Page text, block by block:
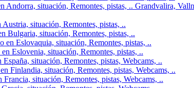
Andorra, situación, Remontes, pistas, .. Grandvalira,
situación, Remontes, pistas, ..
Bulgaria, situación, Remontes, pistas, ..
Eslovaquia, situación, Remontes, pistas, ..
Eslovenia, situación, Remontes, pistas, ..
situación, Remontes, pistas, Webcams, ..
Finlandia, situación, Remontes, pistas, Webcams, ..
situación, Remontes, pistas, Webcams, ..